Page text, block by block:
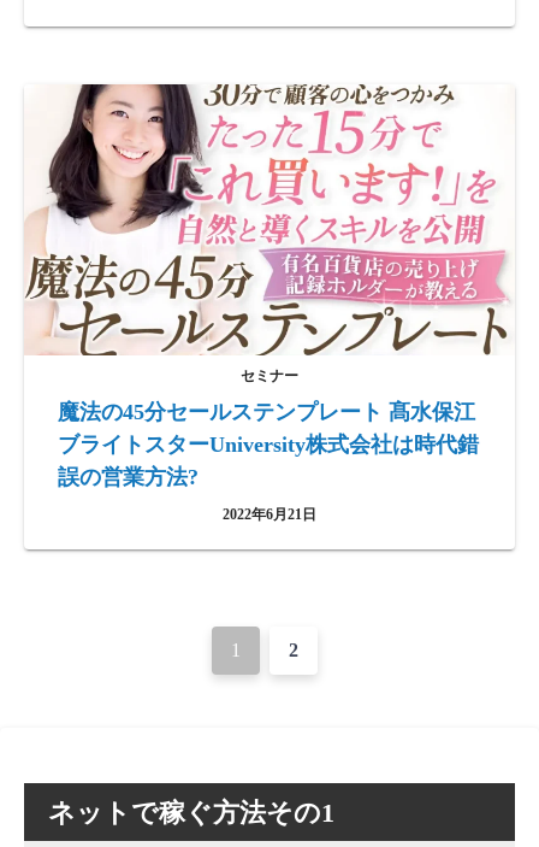
セミナー
魔法の45分セールステンプレート 髙水保江
ブライトスターUniversity株式会社は時代錯
誤の営業方法?
2022年6月21日
ビ
1 2
ネットで稼ぐ方法その1